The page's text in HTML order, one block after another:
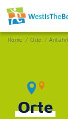
Home Orte
Orte